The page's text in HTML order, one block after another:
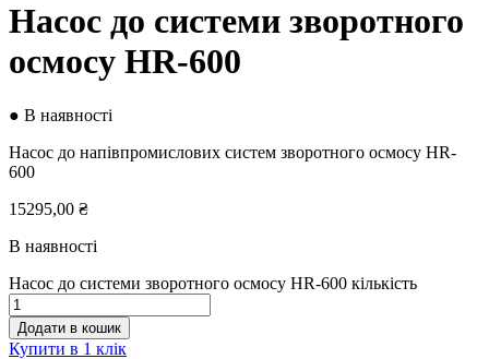
Насос до системи зворотного
осмосу HR-600
● В наявності
Насос до напівпромислових систем зворотного осмосу HR-
600
15295,00 ₴
В наявності
Насос до системи зворотного осмосу HR-600 кількість
Додати в кошик
Купити в 1 клік